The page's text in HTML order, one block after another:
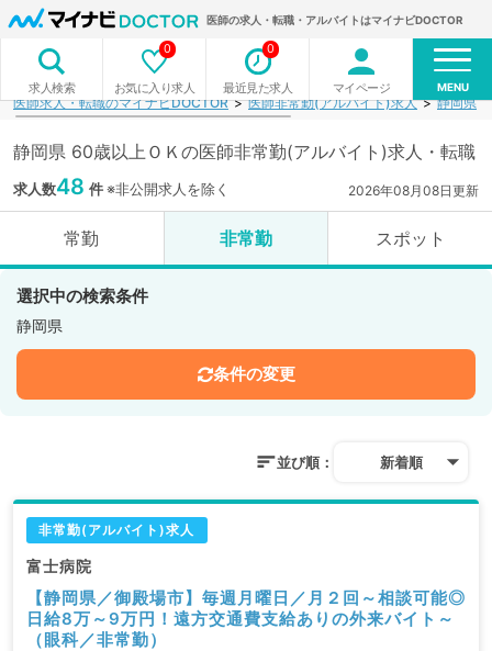
医師の求人・転職・アルバイトはマイナビDOCTOR
求人検索 お気に入り求人
0
最近見た求人
0
マイページ MENU
医師求人・転職のマイナビDOCTOR 医師非常勤(アルバイト)求人 静岡県
静岡県 60歳以上ＯＫの医師非常勤(アルバイト)求人・転職
求人数48 件※非公開求人を除く 2026年08月08日更新
常勤 非常勤 スポット
選択中の検索条件
静岡県
条件の変更
並び順： 新着順
非常勤(アルバイト)求人
富士病院
【静岡県／御殿場市】毎週月曜日／月２回～相談可能◎
日給8万～9万円！遠方交通費支給ありの外来バイト～
（眼科／非常勤）